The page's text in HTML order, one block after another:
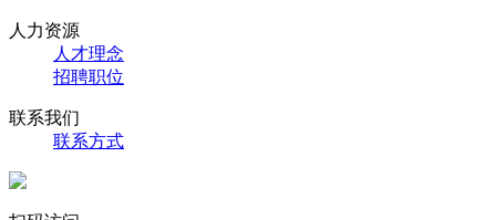
人力资源
人才理念
招聘职位
联系我们
联系方式